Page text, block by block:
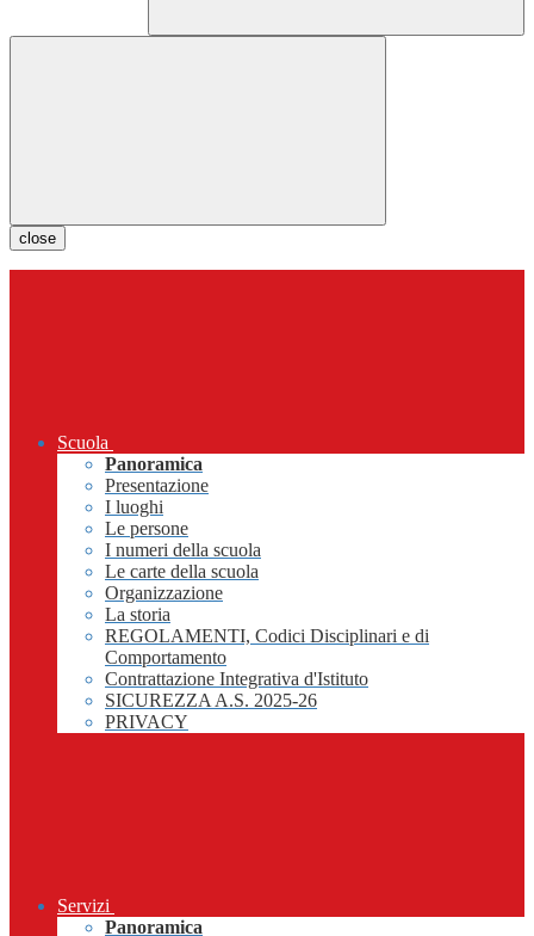
close
Scuola
Panoramica
Presentazione
I luoghi
Le persone
I numeri della scuola
Le carte della scuola
Organizzazione
La storia
REGOLAMENTI, Codici Disciplinari e di
Comportamento
Contrattazione Integrativa d'Istituto
SICUREZZA A.S. 2025-26
PRIVACY
Servizi
Panoramica